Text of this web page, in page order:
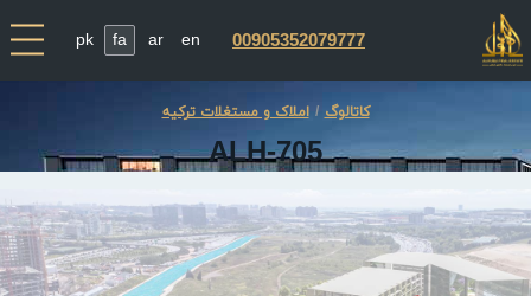
00905352079777
en
ar
fa
pk
کاتالوگ املاک و مستغلات ترکیه
ALH-705